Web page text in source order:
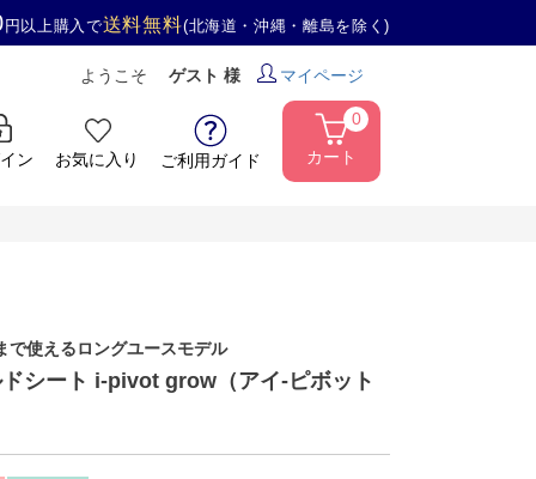
円以上購入で送料無料(北海道・沖縄・離島を除く)
ようこそ ゲスト 様 マイページ
ン お気に入り ご利用ガイド カート
0
で使えるロングユースモデル
シート i-pivot grow（アイ-ピボット